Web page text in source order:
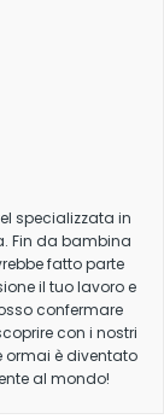
specializzata in
Fin da bambina
fatto parte
il tuo lavoro e
confermare
con i nostri
ormai è diventato
al mondo!